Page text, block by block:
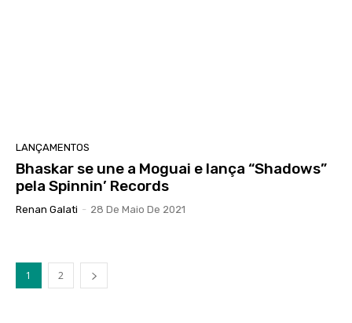
LANÇAMENTOS
Bhaskar se une a Moguai e lança “Shadows”
pela Spinnin’ Records
Renan Galati - 28 De Maio De 2021
1 2